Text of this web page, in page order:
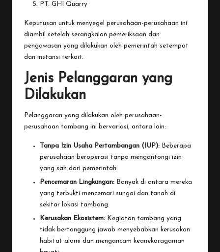
PT. GHI Quarry
Keputusan untuk menyegel perusahaan-perusahaan ini
diambil setelah serangkaian pemeriksaan dan
pengawasan yang dilakukan oleh pemerintah setempat
dan instansi terkait.
Jenis Pelanggaran yang
Dilakukan
Pelanggaran yang dilakukan oleh perusahaan-
perusahaan tambang ini bervariasi, antara lain:
Tanpa Izin Usaha Pertambangan (IUP): Beberapa
perusahaan beroperasi tanpa mengantongi izin
yang sah dari pemerintah.
Pencemaran Lingkungan: Banyak di antara mereka
yang terbukti mencemari sungai dan tanah di
sekitar lokasi tambang.
Kerusakan Ekosistem: Kegiatan tambang yang
tidak bertanggung jawab menyebabkan kerusakan
habitat alami dan mengancam keanekaragaman